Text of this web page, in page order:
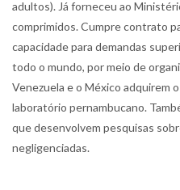
adultos). Já forneceu ao
comprimidos. Cumpre contrato
capacidade para demandas
todo o mundo, por meio de
Venezuela e o México adquirem
laboratório pernambucano.
que desenvolvem pesquisas
negligenciadas.